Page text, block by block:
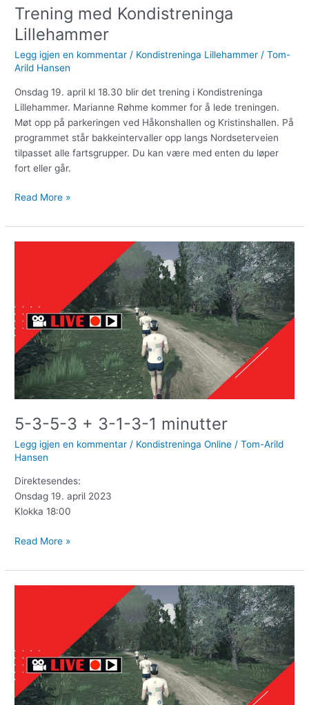
Trening med Kondistreninga
Lillehammer
Legg igjen en kommentar / Kondistreninga Lillehammer /Tom-
Arild Hansen
Onsdag 19. april kl 18.30 blir det trening i Kondistreninga
Lillehammer. Marianne Røhme kommer for å lede treningen.
Møt opp på parkeringen ved Håkonshallen og Kristinshallen. På
programmet står bakkeintervaller opp langs Nordseterveien
tilpasset alle fartsgrupper. Du kan være med enten du løper
fort eller går.
Trening
med
Kondistreninga
Lillehammer
Read More »
5-3-5-3 + 3-1-3-1 minutter
Legg igjen en kommentar / Kondistreninga Online /Tom-Arild
Hansen
Direktesendes:
Onsdag 19. april 2023
Klokka 18:00
+
3-
1-
3-
1
minutter
Read More »
4×1